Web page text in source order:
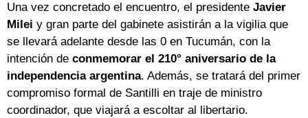
Una vez concretado el encuentro, el presidente Javier
Milei y gran parte del gabinete asistirán a la vigilia que
se llevará adelante desde las 0 en Tucumán, con la
intención de conmemorar el 210° aniversario de la
independencia argentina. Además, se tratará del primer
compromiso formal de Santilli en traje de ministro
coordinador, que viajará a escoltar al libertario.